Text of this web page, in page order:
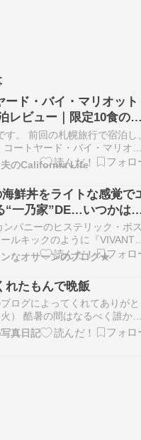
ード・バイ・マリオット
レビュー｜限定10食の
す。 前回の札幌旅行で宿泊し
コートヤード・バイ・マリオ
でも「また泊まりたい！」と
してきました。変わらない居
滞在で感じた魅力をご紹介し
たお部屋 前回と異なった点 …
夫のCalifornia Life
鮮丼をライトな感覚で
“一乃家”DE…いつかは
ップしてメガジョッキの
えみでカラオケを★
パニーのヒステリック・ボ
ルキックのように『VIVANT
きたから… “あ、あぁ…まだで
やつでね。明日あたりティー
うと思ってましたよ”とアン
ーーンだけんどもっっ！…
なオサーンのブログ★
れたもんで晩飯
ログによってくれてありがと
） 酷暑の間はなるべく誰か
晩飯を済まそう フジの人が
高野豆腐 おから3点セット 画
真日記